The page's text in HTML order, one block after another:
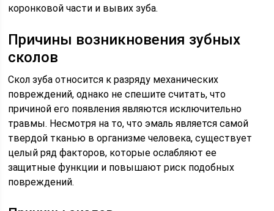
коронковой части и вывих зуба.
Причины возникновения зубных
сколов
Скол зуба относится к разряду механических
повреждений, однако не спешите считать, что
причиной его появления являются исключительно
травмы. Несмотря на то, что эмаль является самой
твердой тканью в организме человека, существует
целый ряд факторов, которые ослабляют ее
защитные функции и повышают риск подобных
повреждений.